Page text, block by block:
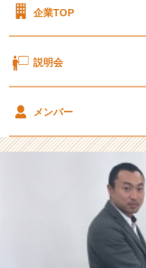
企業TOP
説明会
メンバー